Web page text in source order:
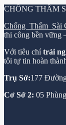
CHỐNG THẤM
Chống Thấm Sài
thi công bền vững
Với tiêu chítrải
tôi tự tin hoàn
Trụ Sở:177
Cơ Sở 2: 05